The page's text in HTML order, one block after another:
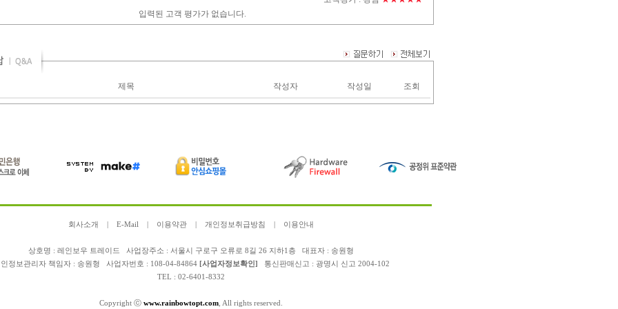
입력된 고객 평가가 없습니다.
제목 작성자 작성일 조회
회사소개 E-Mail 이용약관 개인정보취급방침 이용안내
상호명 : 레인보우 트레이드 사업장주소 : 서울시 구로구 오류로 8길 26 지하1층 대표자 : 송원형
정보관리자 책임자 : 송원형 사업자번호 : 108-04-84864 [사업자정보확인]
통신판매신고 : 광명시 신고 2004-102
TEL : 02-6401-8332
Copyright ⓒ www.rainbowtopt.com , All rights reserved.